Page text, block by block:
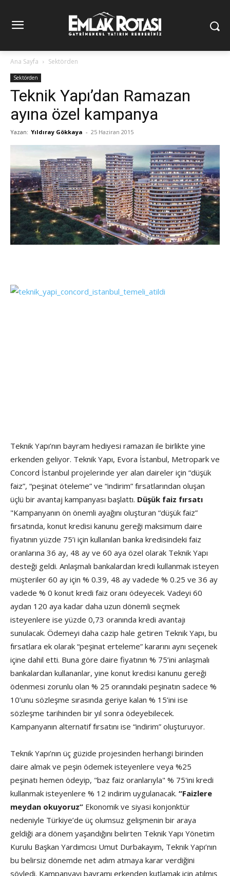
Ana Sayfa Sektörden
Sektörden
Teknik Yapı’dan Ramazan
ayına özel kampanya
Yazan: Yıldıray Gökkaya - 25 Haziran 2015
Teknik Yapı’nın bayram hediyesi ramazan ile birlikte yine
erkenden geliyor. Teknik Yapı, Evora İstanbul, Metropark ve
Concord İstanbul projelerinde yer alan daireler için “düşük
faiz”, “peşinat öteleme” ve “indirim” fırsatlarından oluşan
üçlü bir avantaj kampanyası başlattı. Düşük faiz fırsatı
"Kampanyanın ön önemli ayağını oluşturan “düşük faiz”
fırsatında, konut kredisi kanunu gereği maksimum daire
fiyatının yüzde 75’i için kullanılan banka kredisindeki faiz
oranlarına 36 ay, 48 ay ve 60 aya özel olarak Teknik Yapı
desteği geldi. Anlaşmalı bankalardan kredi kullanmak isteyen
müşteriler 60 ay için % 0.39, 48 ay vadede % 0.25 ve 36 ay
vadede % 0 konut kredi faiz oranı ödeyecek. Vadeyi 60
aydan 120 aya kadar daha uzun dönemli seçmek
isteyenlere ise yüzde 0,73 oranında kredi avantajı
sunulacak. Ödemeyi daha cazip hale getiren Teknik Yapı, bu
fırsatlara ek olarak “peşinat erteleme” kararını aynı seçenek
içine dahil etti. Buna göre daire fiyatının % 75’ini anlaşmalı
bankalardan kullananlar, yine konut kredisi kanunu gereği
ödenmesi zorunlu olan % 25 oranındaki peşinatın sadece %
10’unu sözleşme sırasında geriye kalan % 15’ini ise
sözleşme tarihinden bir yıl sonra ödeyebilecek.
Kampanyanın alternatif fırsatını ise “indirim” oluşturuyor.
Teknik Yapı’nın üç güzide projesinden herhangi birinden
daire almak ve peşin ödemek isteyenlere veya %25
peşinatı hemen ödeyip, "baz faiz oranlarıyla" % 75'ini kredi
kullanmak isteyenlere % 12 indirim uygulanacak. “Faizlere
meydan okuyoruz” Ekonomik ve siyasi konjonktür
nedeniyle Türkiye’de üç olumsuz gelişmenin bir araya
geldiği ara dönem yaşandığını belirten Teknik Yapı Yönetim
Kurulu Başkan Yardımcısı Umut Durbakayım, Teknik Yapı’nın
bu belirsiz dönemde net adım atmaya karar verdiğini
söyledi. Kampanyayı bayramı erkenden kutlamak için atılmış